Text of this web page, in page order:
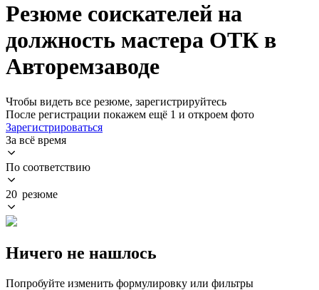
Резюме соискателей на
должность мастера ОТК в
Авторемзаводе
Чтобы видеть все резюме, зарегистрируйтесь
После регистрации покажем ещё 1 и откроем фото
Зарегистрироваться
За всё время
По соответствию
20 резюме
Ничего не нашлось
Попробуйте изменить формулировку или фильтры